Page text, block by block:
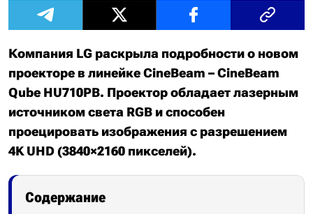
Компания LG раскрыла подробности о новом
проекторе в линейке CineBeam – CineBeam
Qube HU710PB. Проектор обладает лазерным
источником света RGB и способен
проецировать изображения с разрешением
4K UHD (3840×2160 пикселей).
Содержание